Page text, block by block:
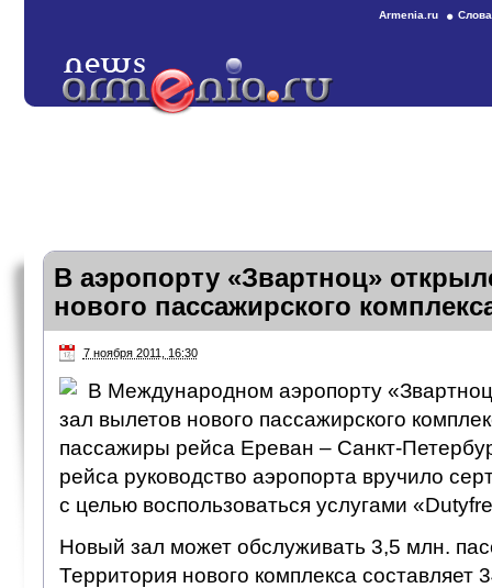
Armenia.ru
В аэропорту «Звартноц»
нового пассажирского
7 ноября 2011, 16:30
В Международном аэропорту
зал вылетов нового пассажирского
пассажиры рейса Ереван – Санкт-
рейса руководство аэропорта вручило
с целью воспользоваться услугами
Новый зал может обслуживать 3,5 млн.
Территория нового комплекса составляет